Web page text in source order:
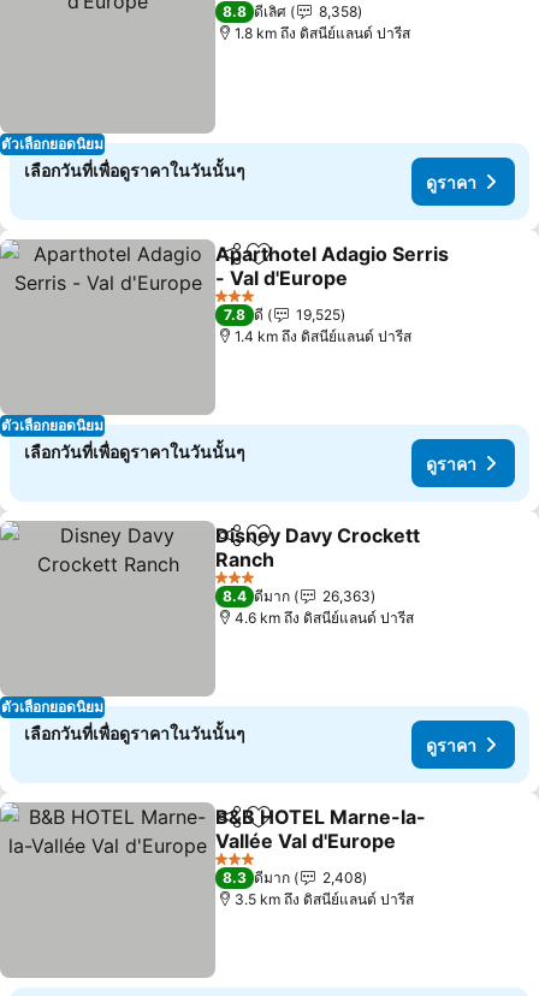
ตัวเลือกยอดนิยม
8.8 ดีเลิศ
8,358
1.8 km ถึง ดิสนีย์แลนด์ ปารีส
เลือกวันที่เพื่อดูราคาในวันนั้นๆ
ดูราคา
ตัวเลือกยอดนิยม
แชร์ เพิ่มในรายการโปรด
Aparthotel Adagio Serris
- Val d'Europe
ดูราคา
3 ดาว
7.8 ดี
19,525
1.4 km ถึง ดิสนีย์แลนด์ ปารีส
เลือกวันที่เพื่อดูราคาในวันนั้นๆ
ดูราคา
ตัวเลือกยอดนิยม
แชร์ เพิ่มในรายการโปรด
Disney Davy Crockett
Ranch
ดูราคา
3 ดาว
8.4 ดีมาก
26,363
4.6 km ถึง ดิสนีย์แลนด์ ปารีส
เลือกวันที่เพื่อดูราคาในวันนั้นๆ
ดูราคา
แชร์ เพิ่มในรายการโปรด
B&B HOTEL Marne-la-
Vallée Val d'Europe
ดูราคา
3 ดาว
8.3 ดีมาก
2,408
3.5 km ถึง ดิสนีย์แลนด์ ปารีส